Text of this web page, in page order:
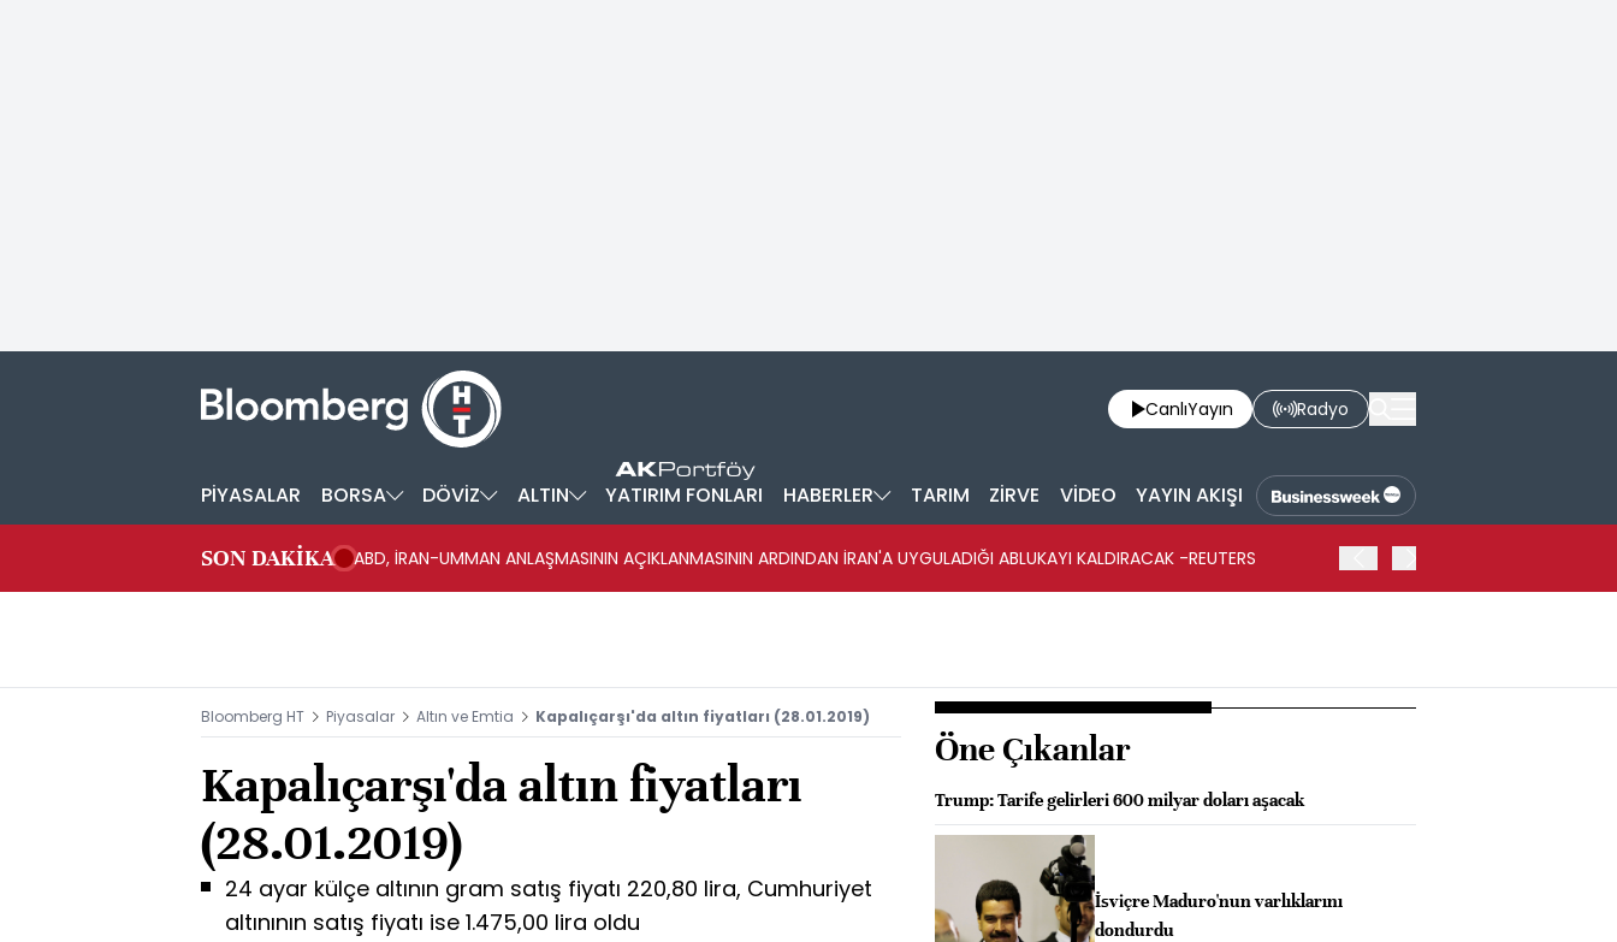
CanlıYayın Radyo
PİYASALAR BORSA DÖVİZ ALTIN YATIRIM FONLARI HABERLER TARIM ZİRVE VİDEO YAYIN AKIŞI
SON DAKİKA ABD, İRAN-UMMAN ANLAŞMASININ AÇIKLANMASININ ARDINDAN İRAN'A UYGULADIĞI ABLUKAYI KALDIRACAK -REUTERS
Bloomberg HT Piyasalar Altın ve Emtia Kapalıçarşı'da altın fiyatları (28.01.2019)
Kapalıçarşı'da altın fiyatları
(28.01.2019)
24 ayar külçe altının gram satış fiyatı 220,80 lira, Cumhuriyet
altınının satış fiyatı ise 1.475,00 lira oldu
Öne Çıkanlar
Trump: Tarife gelirleri 600 milyar doları aşacak
İsviçre Maduro'nun varlıklarını
dondurdu